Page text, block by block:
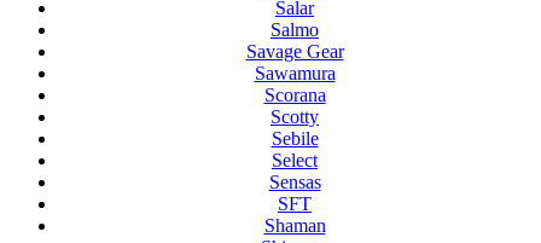
Salar
Salmo
Savage Gear
Sawamura
Scorana
Scotty
Sebile
Select
Sensas
SFT
Shaman